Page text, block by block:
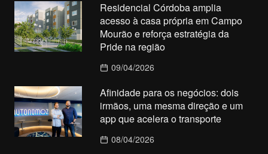
Residencial Córdoba amplia
acesso à casa própria em Campo
Mourão e reforça estratégia da
Pride na região
09/04/2026
Afinidade para os negócios: dois
irmãos, uma mesma direção e um
app que acelera o transporte
08/04/2026